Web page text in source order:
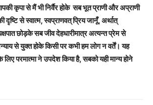
कृपा से मैं भी निर्वैर होके सब भूत प्राणी और अप्राणी
दृष्टि से स्वात्म, स्वप्राणवत् प्रिय जानूँ, अर्थात्
छोड़के सब जीव देहधारीमात्र अत्यन्त प्रेम से
से युक्त होके किसी पर कभी हम लोग न वर्तें। यह
परमात्मा ने उपदेश किया है, सबको यही मान्य होने